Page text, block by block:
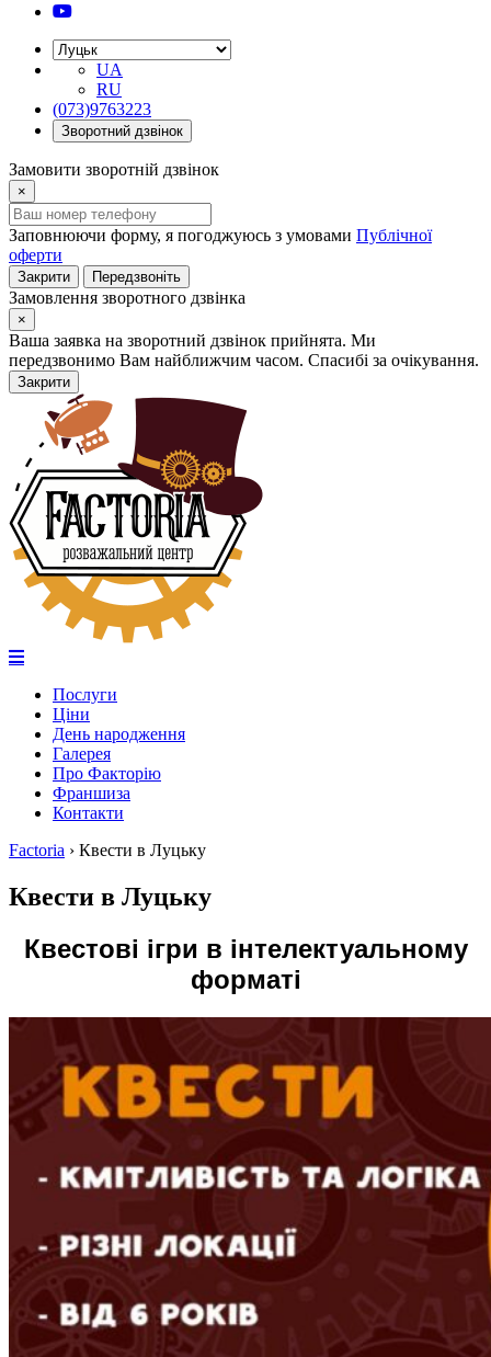
UA
RU
(073)9763223
Зворотний дзвінок
Замовити зворотній дзвінок
×
Заповнюючи форму, я погоджуюсь з умовами Публічної
оферти
Закрити Передзвоніть
Замовлення зворотного дзвінка
×
Ваша заявка на зворотний дзвінок прийнята. Ми
передзвонимо Вам найближчим часом. Спасибі за очікування.
Закрити
Послуги
Ціни
День народження
Галерея
Про Факторію
Франшиза
Контакти
Factoria › Квести в Луцьку
Квести в Луцьку
Квестові ігри в інтелектуальному
форматі